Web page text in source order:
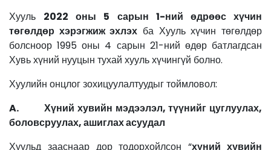
Хууль 2022 оны 5 сарын 1-ний өдрөөс хүчин
төгөлдөр хэрэгжиж эхлэх ба Хууль хүчин төгөлдөр
болсноор 1995 оны 4 сарын 21-ний өдөр батлагдсан
Хувь хүний нууцын тухай хууль хүчингүй болно.
Хуулийн онцлог зохицуулалтуудыг тоймловол:
A.Хүний хувийн мэдээлэл, түүнийг цуглуулах,
боловсруулах, ашиглах асуудал
Хуульд зааснаар дор тодорхойлсон “хүний хувийн